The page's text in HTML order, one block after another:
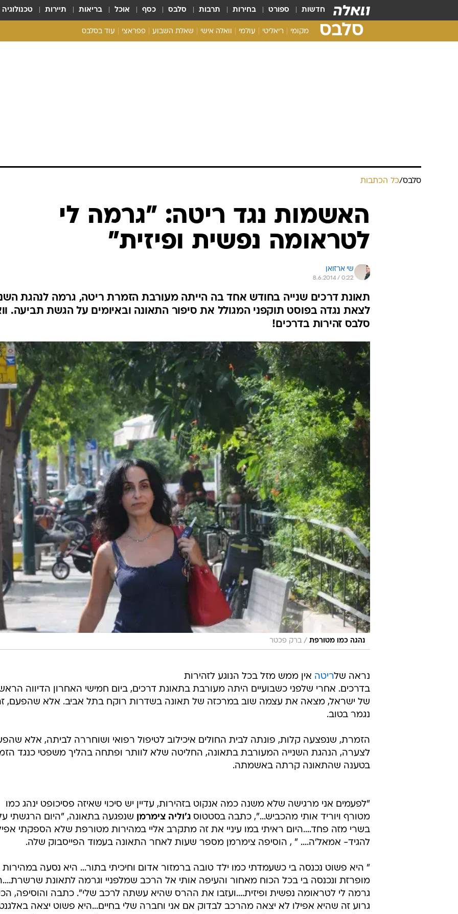
חדשות ספורט בחירות תרבות סלבס כסף אוכל בריאות תיירות טכנולוגיה
סלבס מקומי ריאליטי עולמי וואלה אישי שאלת השבוע פפראצי עוד בסלבס
סלבס/כל הכתבות
האשמות נגד ריטה: "גרמה לי
לטראומה נפשית ופיזית"
שי ארזואן
8.6.2014 / 0:22
תאונת דרכים שנייה בחודש אחד בה הייתה מעורבת הזמרת ריטה, גרמה לנהגת
לצאת נגדה בפוסט תוקפני המגולל את סיפור התאונה ובאיומים על הגשת תביעה.
סלבס זהירות בדרכים!
נהגה כמו מטורפת / ברק פכטר
נראה שלריטה אין ממש מזל בכל הנוגע לזהירות
בדרכים. אחרי שלפני כשבועיים היתה מעורבת בתאונת דרכים, ביום חמישי האחרון הדיווה
של ישראל, מצאה את עצמה שוב במרכזה של תאונה בשדרות רוקח בתל אביב. אלא שהפעם,
נגמר בטוב.
הזמרת, שנפצעה קלות, פונתה לבית החולים איכילוב לטיפול רפואי ושוחררה לביתה, אלא
לצערה, הנהגת השנייה המעורבת בתאונה, החליטה שלא לוותר ופתחה בהליך משפטי כנגד
בטענה שהתאונה קרתה באשמתה.
"לפעמים אני מרגישה שלא משנה כמה אנקוט בזהירות, עדיין יש סיכוי שאיזה פסיכופט ינהג כמו
מטורף ויוריד אותי מהכביש...", כתבה בסטטוס ג'וליה צימרמן שנפגעה בתאונה, "היום הרגשתי
בשרי מזה פחד....היום ראיתי במו עיניי את זה מתקרב אליי במהירות מטורפת שלא הספקתי
להגיד- אמאל'ה.... " , הוסיפה צימרמן מספר שעות לאחר התאונה בעמוד הפייסבוק שלה.
" היא פשוט נכנסה בי כשעמדתי כמו ילד טובה ברמזור אדום וחיכיתי בתור... היא נסעה במהירות
מופרזת ונכנסה בי בכל הכוח מאחור והעיפה אותי אל הרכב שמלפניי וגרמה לתאונת
גרמה לי לטראומה נפשית ופיזית....ועזבו את ההרס שהיא עשתה לרכב שלי". כתבה והוסיפה,
גרוע זה שהיא אפילו לא יצאה מהרכב לבדוק אם אני וחברה שלי בחיים...היא פשוט יצאה